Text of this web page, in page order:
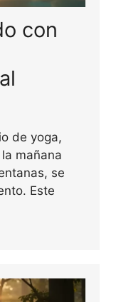
con
de yoga,
mañana
se
Este